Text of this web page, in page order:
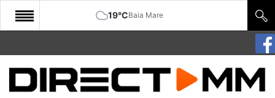
19°CBaia Mare
START
COMUNITATE